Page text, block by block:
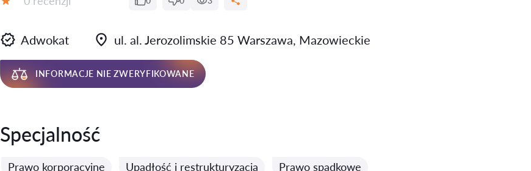
Adwokat ul. al. Jerozolimskie 85 Warszawa, Mazowieckie
INFORMACJE NIE ZWERYFIKOWANE
Specjalność
Prawo korporacyjne Upadłość i restrukturyzacja Prawo spadkowe